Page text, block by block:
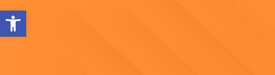
Abrir barra de herramientas